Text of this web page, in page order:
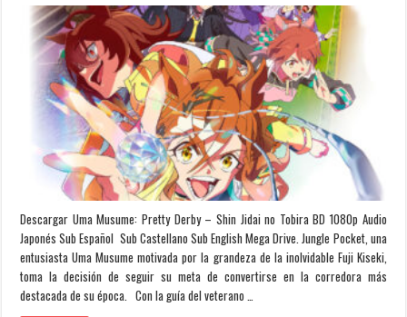
Descargar Uma Musume: Pretty Derby – Shin Jidai no Tobira BD 1080p Audio
Japonés Sub Español Sub Castellano Sub English Mega Drive. Jungle Pocket, una
entusiasta Uma Musume motivada por la grandeza de la inolvidable Fuji Kiseki,
toma la decisión de seguir su meta de convertirse en la corredora más
destacada de su época. Con la guía del veterano …